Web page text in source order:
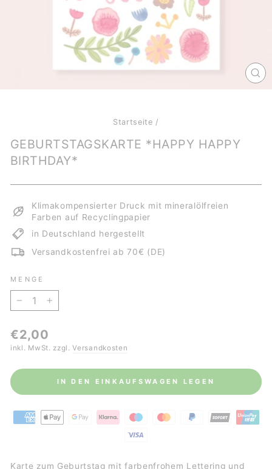
Startseite /
GEBURTSTAGSKARTE *HAPPY HAPPY
BIRTHDAY*
Klimakompensierter Druck mit mineralölfreien
Farben auf Recyclingpapier
in Deutschland hergestellt
Versandkostenfrei ab 70€ (DE)
MENGE
Normaler
Preis
€2,00
inkl. MwSt. zzgl.Versandkosten
IN DEN EINKAUFSWAGEN LEGEN
Karte zum Geburtstag mit farbenfrohem Lettering und